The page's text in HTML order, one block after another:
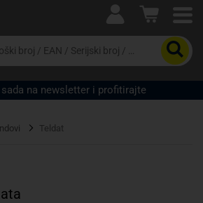
asortiman proizvoda i
na newsletter i profitirajte
Teldat